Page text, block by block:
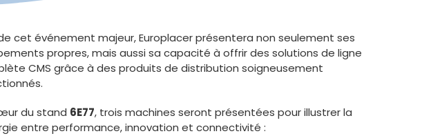
cet événement majeur, Europlacer présentera non seulement ses
propres, mais aussi sa capacité à offrir des solutions de ligne
CMS grâce à des produits de distribution soigneusement
du stand 6E77, trois machines seront présentées pour illustrer la
entre performance, innovation et connectivité :